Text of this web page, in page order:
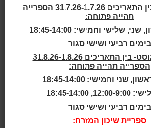
בשעה19:00,
הילדים
בשעה
18:00
בחודש יולי- בין התאריכים 31.7.26-1.7.26 הספרייה
תהייה פתוחה:
שלישי וחמישי: 18:45-14:00
בימים רביעי ושישי סגור
חודש אוגוסט- בין התאריכים 31.8.26-1.8.26
הספרייה תהייה פתוחה:
שני וחמישי: 18:45-14:00
18:45-14:00
בימים רביעי ושישי סגור
ספריית שיכון המזרח: